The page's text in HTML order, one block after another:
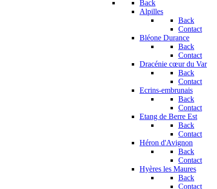
Back
Alpilles
Back
Contact
Bléone Durance
Back
Contact
Dracénie cœur du Var
Back
Contact
Ecrins-embrunais
Back
Contact
Etang de Berre Est
Back
Contact
Héron d'Avignon
Back
Contact
Hyères les Maures
Back
Contact